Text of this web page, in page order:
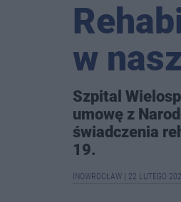
w
Szpital
umowę z
świadczenia
19.
INOWROCŁAW 22 LUTEGO